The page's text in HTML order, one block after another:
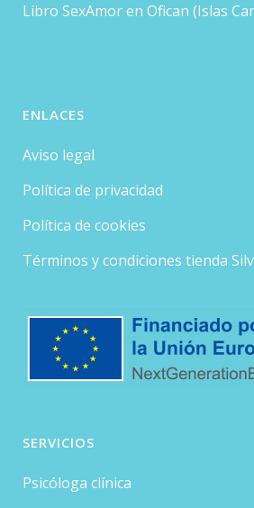
Libro SexAmor en Ofican (Islas
ENLACES
Aviso legal
Política de privacidad
Política de cookies
Términos y condiciones tienda
SERVICIOS
Psicóloga clínica